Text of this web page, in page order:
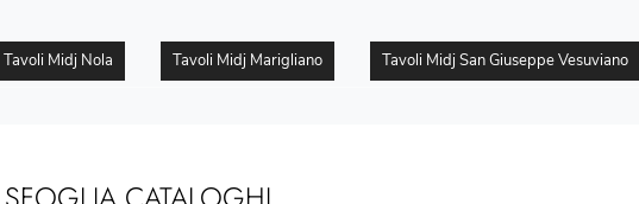
Tavoli Midj Nola Tavoli Midj Marigliano Tavoli Midj San Giuseppe Vesuviano